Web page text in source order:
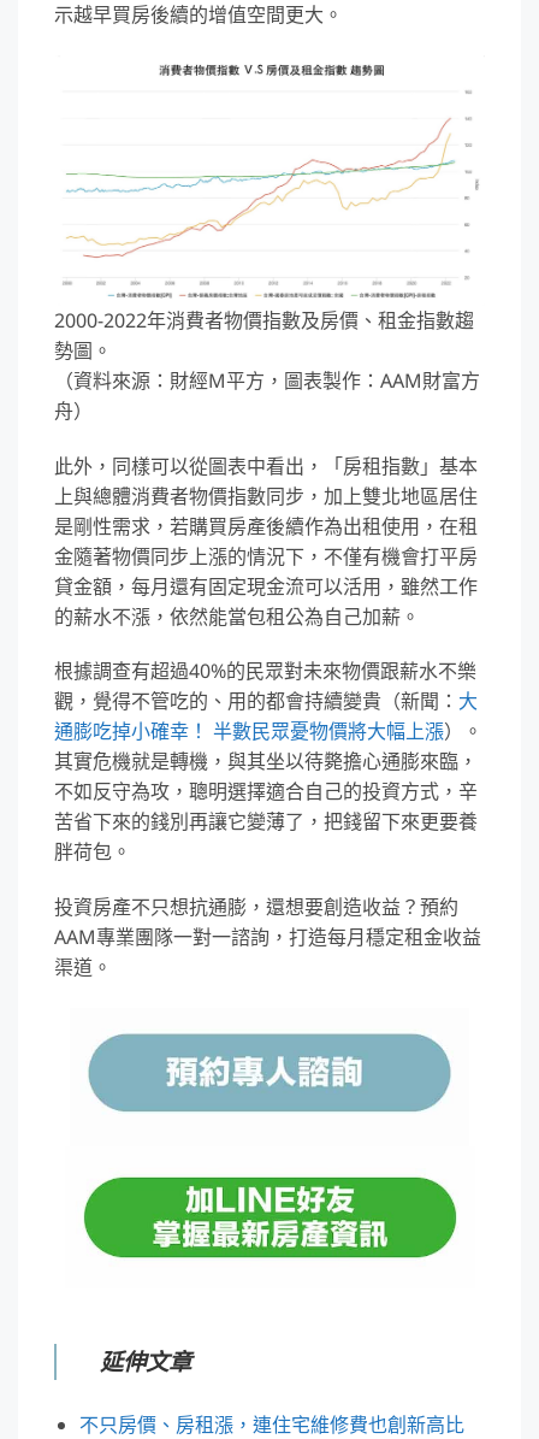
示越早買房後續的增值空間更大。
2000-2022年消費者物價指數及房價、租金指數趨
勢圖。
（資料來源：財經M平方，圖表製作：AAM財富方
舟）
此外，同樣可以從圖表中看出，「房租指數」基本
上與總體消費者物價指數同步，加上雙北地區居住
是剛性需求，若購買房產後續作為出租使用，在租
金隨著物價同步上漲的情況下，不僅有機會打平房
貸金額，每月還有固定現金流可以活用，雖然工作
的薪水不漲，依然能當包租公為自己加薪。
根據調查有超過40%的民眾對未來物價跟薪水不樂
觀，覺得不管吃的、用的都會持續變貴（新聞： 大
通膨吃掉小確幸！ 半數民眾憂物價將大幅上漲）。
其實危機就是轉機，與其坐以待斃擔心通膨來臨，
不如反守為攻，聰明選擇適合自己的投資方式，辛
苦省下來的錢別再讓它變薄了，把錢留下來更要養
胖荷包。
投資房產不只想抗通膨，還想要創造收益？預約
AAM專業團隊一對一諮詢，打造每月穩定租金收益
渠道。
延伸文章
不只房價、房租漲，連住宅維修費也創新高比